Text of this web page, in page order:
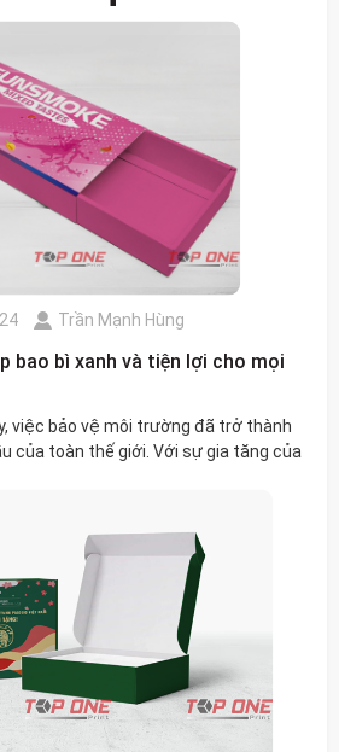
Trần Mạnh Hùng
bao bì xanh và tiện lợi cho mọi
việc bảo vệ môi trường đã trở thành
của toàn thế giới. Với sự gia tăng của